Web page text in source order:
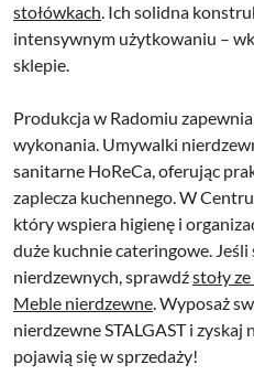
stołówkach. Ich solidna
intensywnym użytkowaniu –
sklepie.
Produkcja w Radomiu
wykonania. Umywalki
sanitarne HoReCa, oferując
zaplecza kuchennego. W
który wspiera higienę i
duże kuchnie cateringowe.
nierdzewnych, sprawdźstoły
Meble nierdzewne. Wyposaż
nierdzewne STALGAST i
pojawią się w sprzedaży!